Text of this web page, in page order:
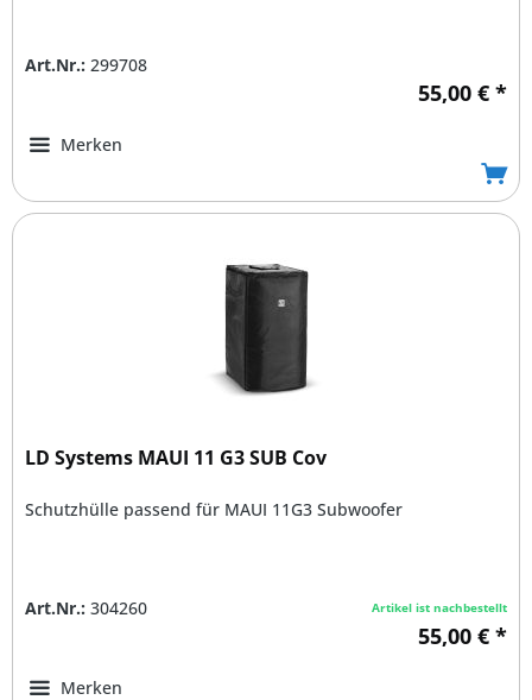
Art.Nr.: 299708
55,00 € *
Merken
LD Systems MAUI 11 G3 SUB Cov
Schutzhülle passend für MAUI 11G3 Subwoofer
Art.Nr.: 304260 Artikel ist nachbestellt
55,00 € *
Merken